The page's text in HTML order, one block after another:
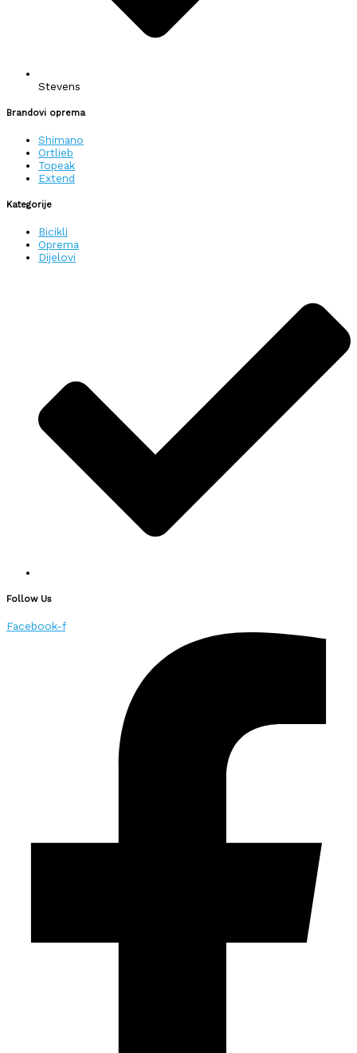
Stevens
Brandovi oprema
Shimano
Ortlieb
Topeak
Extend
Kategorije
Bicikli
Oprema
Dijelovi
Follow Us
Facebook-f